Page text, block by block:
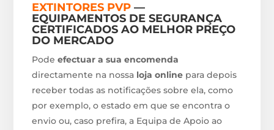
EXTINTORES PVP —
EQUIPAMENTOS DE SEGURANÇA
CERTIFICADOS AO MELHOR PREÇO
DO MERCADO
Podeefectuar a sua encomenda
directamente na nossa loja online para depois
receber todas as notificações sobre ela, como
por exemplo, o estado em que se encontra o
envio ou, caso prefira, a Equipa de Apoio ao